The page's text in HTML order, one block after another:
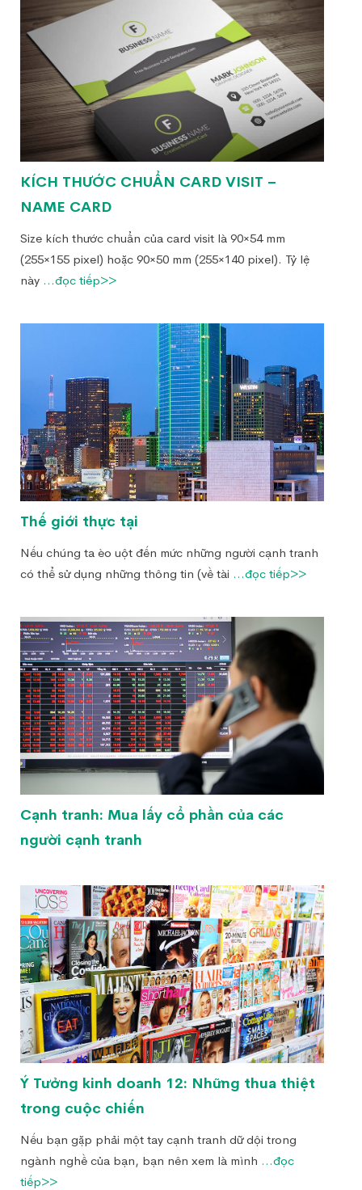
KÍCH THƯỚC CHUẨN CARD VISIT –
NAME CARD
Size kích thước chuẩn của card visit là 90×54 mm
(255×155 pixel) hoặc 90×50 mm (255×140 pixel). Tỷ lệ
này ...đọc tiếp>>
Thế giới thực tại
Nếu chúng ta èo uột đến mức những người cạnh tranh
có thể sử dụng những thông tin (về tài ...đọc tiếp>>
Cạnh tranh: Mua lấy cổ phần của các
người cạnh tranh
Ý Tưởng kinh doanh 12: Những thua thiệt
trong cuộc chiến
Nếu bạn gặp phải một tay cạnh tranh dữ dội trong
ngành nghề của bạn, bạn nên xem là mình ...đọc
tiếp>>